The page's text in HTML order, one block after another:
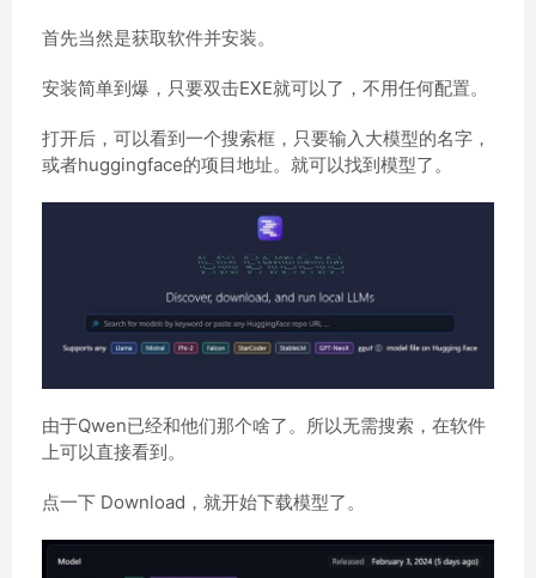
首先当然是获取软件并安装。
安装简单到爆，只要双击EXE就可以了，不用任何配置。
打开后，可以看到一个搜索框，只要输入大模型的名字，
或者huggingface的项目地址。就可以找到模型了。
由于Qwen已经和他们那个啥了。所以无需搜索，在软件
上可以直接看到。
点一下 Download，就开始下载模型了。